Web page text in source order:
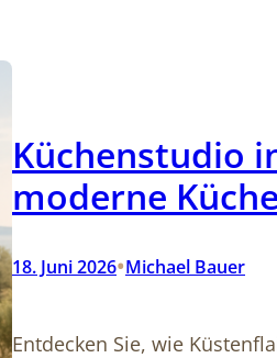
Küchenstudio
moderne
18. Juni 2026•Michael Bauer
Entdecken Sie, wie